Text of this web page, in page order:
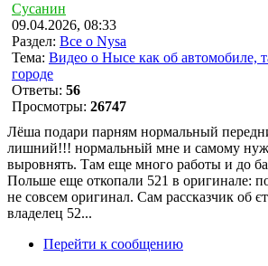
Сусанин
09.04.2026, 08:33
Раздел: Все о Nysa
Тема: Видео о Нысе как об автомобиле,
городе
Ответы: 56
Просмотры: 26747
Лёша подари парням нормальный
лишний!!! нормальньій мне и самому
выровнять. Там еще много работы и до
Польше еще откопали 521 в оригинале:
не совсем оригинал. Сам рассказчик об
владелец 52...
Перейти к сообщению